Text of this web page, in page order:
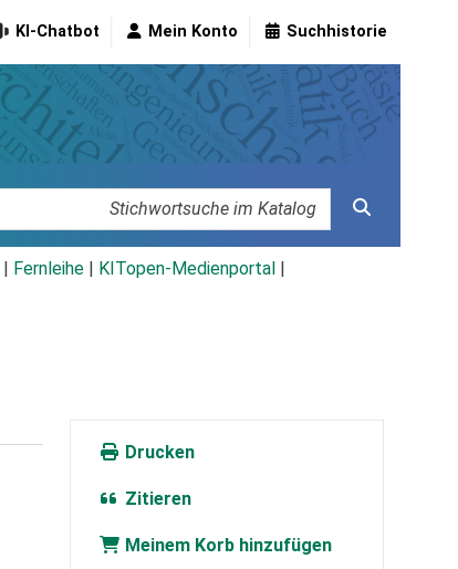
KI-Chatbot Mein Konto Suchhistorie
Fernleihe KITopen-Medienportal
Drucken
Zitieren
Meinem Korb hinzufügen